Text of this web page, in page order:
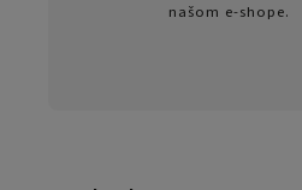
našom e-shope.